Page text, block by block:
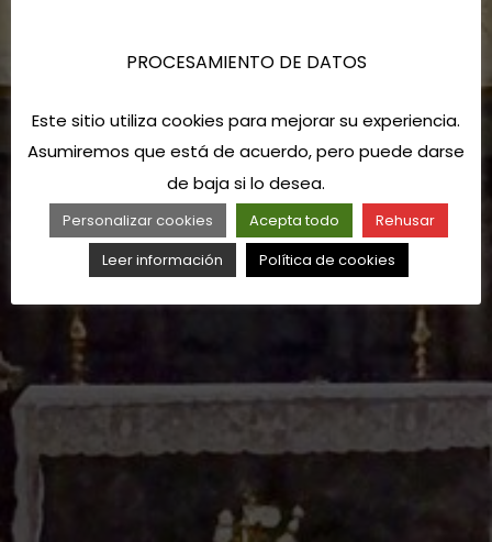
PROCESAMIENTO DE DATOS
Este sitio utiliza cookies para mejorar su experiencia.
Asumiremos que está de acuerdo, pero puede darse
de baja si lo desea.
Personalizar cookies Acepta todo
Rehusar
Leer información
Política de cookies